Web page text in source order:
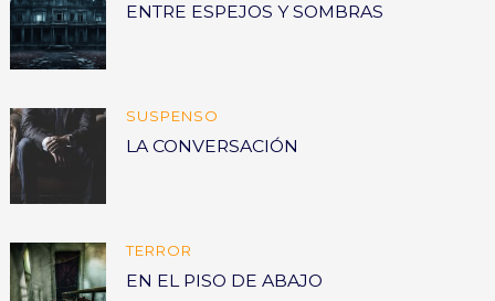
ENTRE ESPEJOS Y SOMBRAS
SUSPENSO
LA CONVERSACIÓN
TERROR
EN EL PISO DE ABAJO